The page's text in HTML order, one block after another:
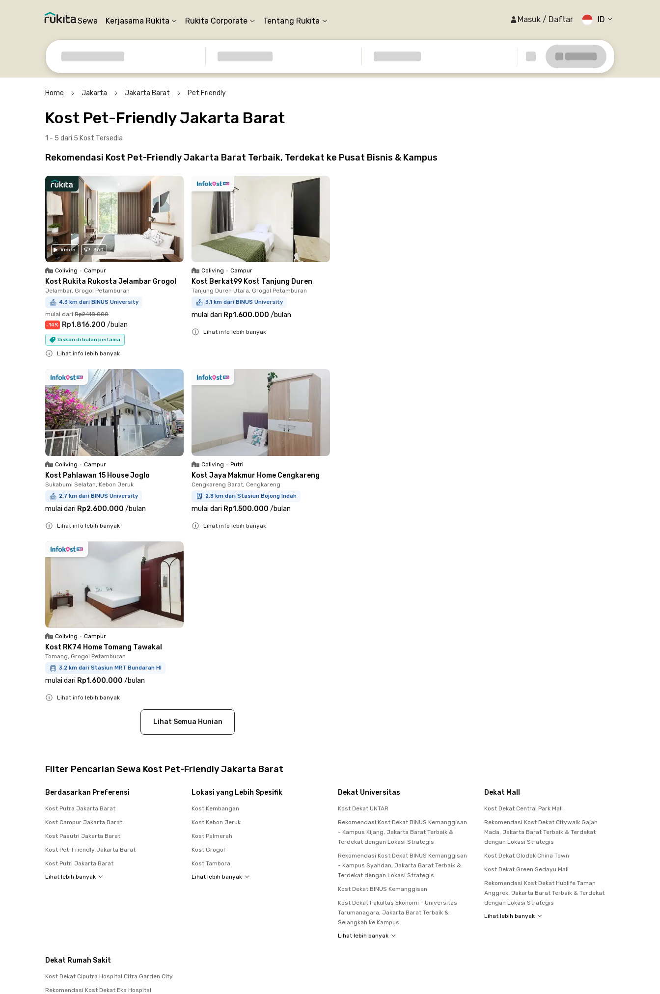
Sewa Kerjasama Rukita Rukita Corporate Tentang Rukita Masuk / Daftar ID
Home Jakarta Jakarta Barat Pet Friendly
Kost Pet-Friendly Jakarta Barat
1 - 5 dari 5 Kost Tersedia
Rekomendasi Kost Pet-Friendly Jakarta Barat Terbaik, Terdekat ke Pusat Bisnis & Kampus
Video 360
Coliving • Campur
Kost Rukita Rukosta Jelambar Grogol
Jelambar, Grogol Petamburan
4.3 km dari BINUS University
mulai dari Rp2.118.000
-14% Rp1.816.200 /bulan
Diskon di bulan pertama
Lihat info lebih banyak
Coliving • Campur
Kost Berkat99 Kost Tanjung Duren
Tanjung Duren Utara, Grogol Petamburan
3.1 km dari BINUS University
mulai dari Rp1.600.000 /bulan
Lihat info lebih banyak
Coliving • Campur
Kost Pahlawan 15 House Joglo
Sukabumi Selatan, Kebon Jeruk
2.7 km dari BINUS University
mulai dari Rp2.600.000 /bulan
Lihat info lebih banyak
Coliving • Putri
Kost Jaya Makmur Home Cengkareng
Cengkareng Barat, Cengkareng
2.8 km dari Stasiun Bojong Indah
mulai dari Rp1.500.000 /bulan
Lihat info lebih banyak
Coliving • Campur
Kost RK74 Home Tomang Tawakal
Tomang, Grogol Petamburan
3.2 km dari Stasiun MRT Bundaran HI
mulai dari Rp1.600.000 /bulan
Lihat info lebih banyak
Lihat Semua Hunian
Filter Pencarian Sewa Kost Pet-Friendly Jakarta Barat
Berdasarkan Preferensi
Kost Putra Jakarta Barat
Kost Campur Jakarta Barat
Kost Pasutri Jakarta Barat
Kost Pet-Friendly Jakarta Barat
Kost Putri Jakarta Barat
Lihat lebih banyak
Lokasi yang Lebih Spesifik
Kost Kembangan
Kost Kebon Jeruk
Kost Palmerah
Kost Grogol
Kost Tambora
Lihat lebih banyak
Dekat Universitas
Kost Dekat UNTAR
Rekomendasi Kost Dekat BINUS Kemanggisan
- Kampus Kijang, Jakarta Barat Terbaik &
Terdekat dengan Lokasi Strategis
Rekomendasi Kost Dekat BINUS Kemanggisan
- Kampus Syahdan, Jakarta Barat Terbaik &
Terdekat dengan Lokasi Strategis
Kost Dekat BINUS Kemanggisan
Kost Dekat Fakultas Ekonomi - Universitas
Tarumanagara, Jakarta Barat Terbaik &
Selangkah ke Kampus
Lihat lebih banyak
Dekat Mall
Kost Dekat Central Park Mall
Rekomendasi Kost Dekat Citywalk Gajah
Mada, Jakarta Barat Terbaik & Terdekat
dengan Lokasi Strategis
Kost Dekat Glodok China Town
Kost Dekat Green Sedayu Mall
Rekomendasi Kost Dekat Hublife Taman
Anggrek, Jakarta Barat Terbaik & Terdekat
dengan Lokasi Strategis
Lihat lebih banyak
Dekat Rumah Sakit
Kost Dekat Ciputra Hospital Citra Garden City
Rekomendasi Kost Dekat Eka Hospital